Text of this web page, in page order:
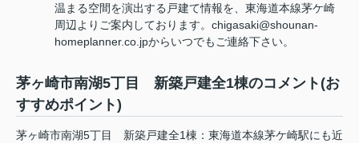
温まる空間を演出する戸建て情報を、東海道本線茅ケ崎
周辺よりご案内しております。chigasaki@shounan-
homeplanner.co.jpからいつでもご連絡下さい。
茅ヶ崎市南湖5丁目 新築戸建全1棟のコメント(お
すすめポイント)
茅ヶ崎市南湖5丁目 新築戸建全1棟：東海道本線茅ケ崎駅にも近